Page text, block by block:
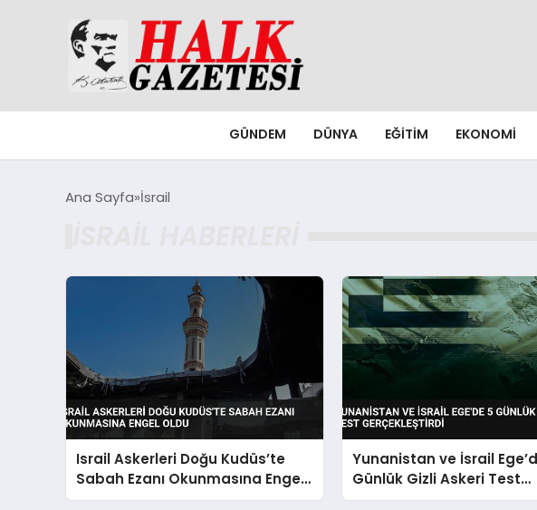
GÜNDEM DÜNYA EĞITIM EKONOMI
Ana Sayfa İsrail
Israil Askerleri Doğu Kudüs’te
Sabah Ezanı Okunmasına Engel
Oldu
Yunanistan ve İsrail
Günlük Gizli Askeri Test
Gerçekleştirdi